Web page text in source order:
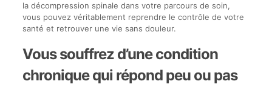
la décompression spinale dans votre parcours de soin,
vous pouvez véritablement reprendre le contrôle de votre
santé et retrouver une vie sans douleur.
Vous souffrez d’une condition
chronique qui répond peu ou pas